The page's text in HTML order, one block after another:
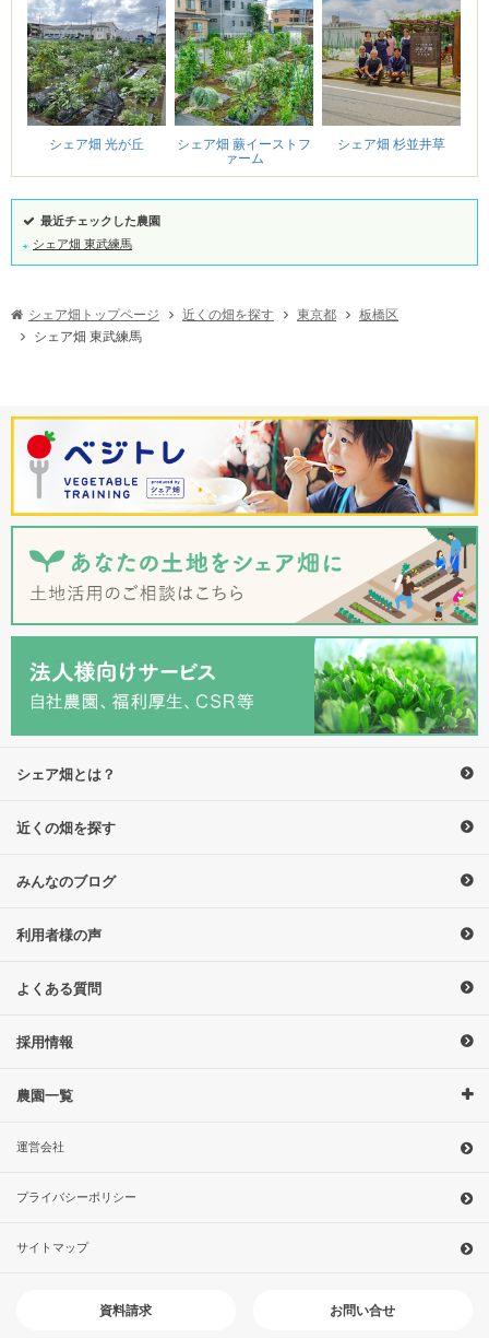
シェア畑 光が丘 シェア畑 蕨イーストフ
ァーム
シェア畑 杉並井草
最近チェックした農園
シェア畑 東武練馬
シェア畑トップページ 近くの畑を探す 東京都 板橋区
シェア畑 東武練馬
シェア畑とは？
近くの畑を探す
みんなのブログ
利用者様の声
よくある質問
採用情報
農園一覧
運営会社
プライバシーポリシー
サイトマップ
資料請求 お問い合せ